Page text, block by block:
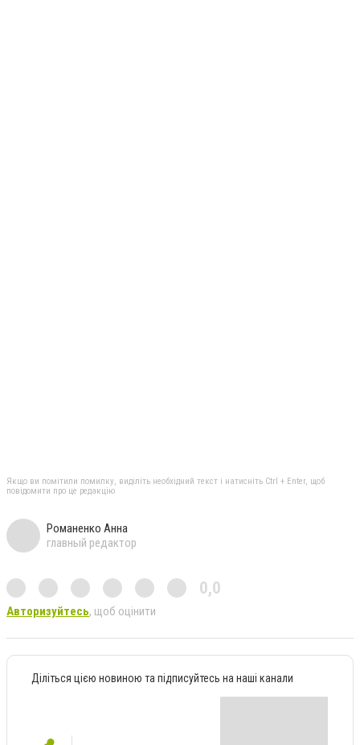
Якщо ви помітили помилку, виділіть необхідний текст і натисніть Ctrl + Enter, щоб
повідомити про це редакцію
Романенко Анна
главный редактор
0,0
Авторизуйтесь, щоб оцінити
Діліться цією новиною та підписуйтесь на наші канали